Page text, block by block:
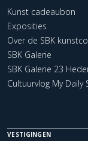
Kunst cadeaubon
Exposities
Over de SBK
SBK Galerie
SBK Galerie 23
Cultuurvlog My Daily
VESTIGINGEN